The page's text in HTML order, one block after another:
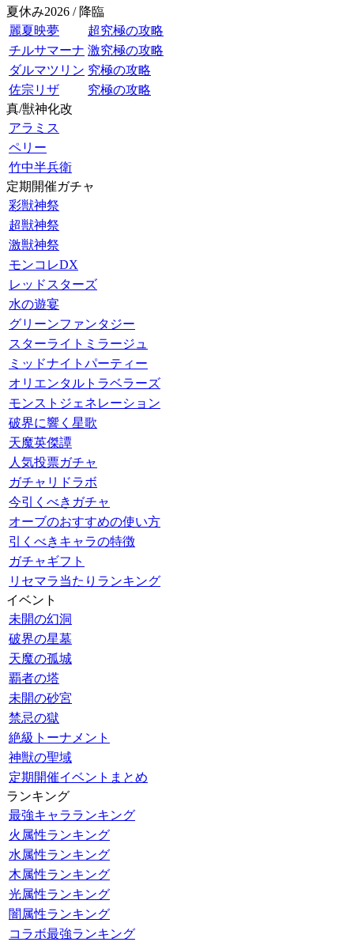
夏休み2026 / 降臨
麗夏映夢
超究極の攻略
チルサマーナ 激究極の攻略
ダルマツリン 究極の攻略
佐宗リザ
究極の攻略
真/獣神化改
アラミス
ペリー
竹中半兵衛
定期開催ガチャ
彩獣神祭
超獣神祭
激獣神祭
モンコレDX
レッドスターズ
水の遊宴
グリーンファンタジー
スターライトミラージュ
ミッドナイトパーティー
オリエンタルトラベラーズ
モンストジェネレーション
破界に響く星歌
天魔英傑譚
人気投票ガチャ
ガチャリドラボ
今引くべきガチャ
オーブのおすすめの使い方
引くべきキャラの特徴
ガチャギフト
リセマラ当たりランキング
イベント
未開の幻洞
破界の星墓
天魔の孤城
覇者の塔
未開の砂宮
禁忌の獄
絶級トーナメント
神獣の聖域
定期開催イベントまとめ
ランキング
最強キャラランキング
火属性ランキング
水属性ランキング
木属性ランキング
光属性ランキング
闇属性ランキング
コラボ最強ランキング